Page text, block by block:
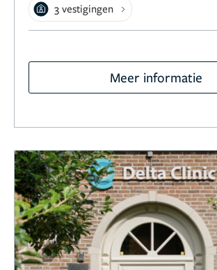
3 vestigingen
Meer informatie